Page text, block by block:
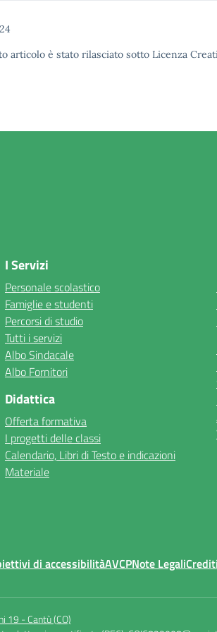
articolo è stato rilasciato sotto Licenza
I Servizi
Personale scolastico
Famiglie e studenti
Percorsi di studio
Tutti i servizi
Albo Sindacale
Albo Fornitori
Didattica
Offerta formativa
I progetti delle classi
Calendario, Libri di Testo e indicazioni
Materiale
di accessibilitàAVCPNote LegaliCrediti
19 - Cantù (CO)